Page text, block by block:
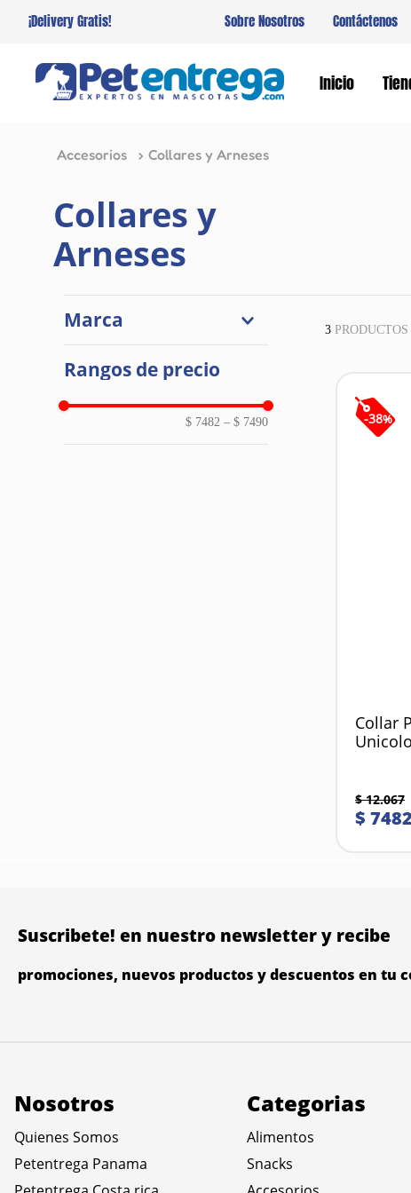
¡Delivery Gratis! Sobre Nosotros Contáctenos
Inicio
Accesorios Collares y Arneses
Collares y
Arneses
Marca
Rangos de precio
$ 7482 – $ 7490
3 PRODUCTOS
-38%
Collar
$ 12.067
$ 7482
Suscribete! en nuestro newsletter y recibe
promociones, nuevos productos y descuentos en tu
Nosotros
Quienes Somos
Petentrega Panama
Categorias
Alimentos
Snacks